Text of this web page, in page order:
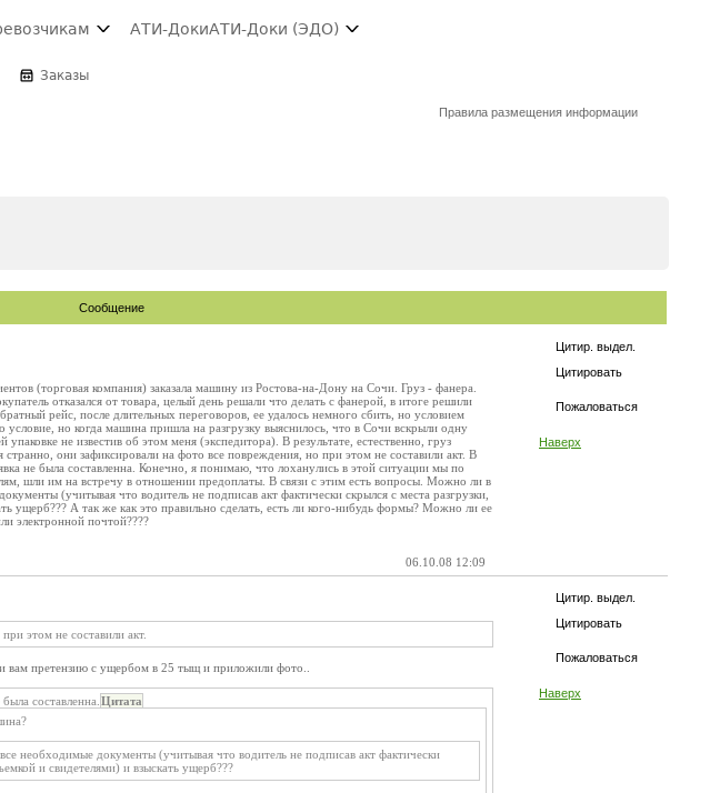
АТИ-ДокиАТИ-Доки (ЭДО)
Заказы
Правила размещения информации
Сообщение
Цитир. выдел.
Цитировать
Пожаловаться
Наверх
(торговая компания) заказала машину из Ростова-на-Дону на Сочи. Груз - фанера.
отказался от товара, целый день решали что делать с фанерой, в итоге решили
рейс, после длительных переговоров, ее удалось немного сбить, но условием
но когда машина пришла на разгрузку выяснилось, что в Сочи вскрыли одну
не известив об этом меня (экспедитора). В результате, естественно, груз
они зафиксировали на фото все повреждения, но при этом не составили акт. В
не была составленна. Конечно, я понимаю, что лоханулись в этой ситуации мы по
шли им на встречу в отношении предоплаты. В связи с этим есть вопросы. Можно ли в
(учитывая что водитель не подписав акт фактически скрылся с места разгрузки,
ущерб??? А так же как это правильно сделать, есть ли кого-нибудь формы? Можно ли ее
электронной почтой????
06.10.08 12:09
Цитир. выдел.
Цитировать
Пожаловаться
Наверх
этом не составили акт.
вам претензию с ущербом в 25 тыщ и приложили фото..
составленна. Цитата
необходимые документы (учитывая что водитель не подписав акт фактически
и свидетелями) и взыскать ущерб???